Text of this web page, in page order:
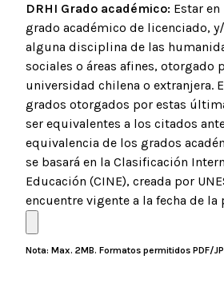
DRHI Grado académico: Estar
grado académico de licenciado,
alguna disciplina de las
sociales o áreas afines, otorgado
universidad chilena o extranjera.
grados otorgados por estas
ser equivalentes a los citados
equivalencia de los grados
se basará en la Clasificación
Educación (CINE), creada por
encuentre vigente a la fecha de
Nota: Max. 2MB. Formatos permitidos PDF/